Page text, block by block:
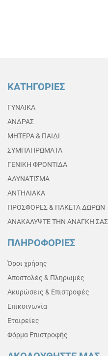
ΚΑΤΗΓΟΡΙΕΣ
ΓΥΝΑΙΚΑ
ΑΝΔΡΑΣ
ΜΗΤΕΡΑ & ΠΑΙΔΙ
ΣΥΜΠΛΗΡΩΜΑΤΑ
ΓΕΝΙΚΗ ΦΡΟΝΤΙΔΑ
ΑΔΥΝΑΤΙΣΜΑ
ΑΝΤΗΛΙΑΚΑ
ΠΡΟΣΦΟΡΕΣ & ΠΑΚΕΤΑ ΔΩΡΩΝ
ΑΝΑΚΑΛΥΨΤΕ ΤΗΝ ΑΝΑΓΚΗ ΣΑΣ
ΠΛΗΡΟΦΟΡΙΕΣ
Όροι χρήσης
Αποστολές & Πληρωμές
Ακυρώσεις & Επιστροφές
Επικοινωνία
Εταιρείες
Φόρμα Επιστροφής